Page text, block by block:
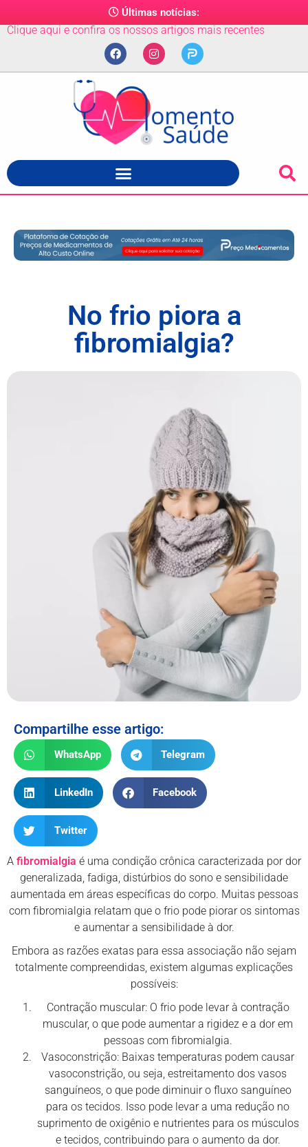
Últimas notícias:
Clique aqui e confira os nossos artigos mais recentes
No frio piora a
fibromialgia?
Compartilhe esse artigo:
WhatsApp Telegram
LinkedIn Facebook
Twitter
A fibromialgia é uma condição crônica caracterizada por dor
generalizada, fadiga, distúrbios do sono e sensibilidade
aumentada em áreas específicas do corpo. Muitas pessoas
com fibromialgia relatam que o frio pode piorar os sintomas
e aumentar a sensibilidade à dor.
Embora as razões exatas para essa associação não sejam
totalmente compreendidas, existem algumas explicações
possíveis:
Contração muscular: O frio pode levar à contração
muscular, o que pode aumentar a rigidez e a dor em
pessoas com fibromialgia.
Vasoconstrição: Baixas temperaturas podem causar
vasoconstrição, ou seja, estreitamento dos vasos
sanguíneos, o que pode diminuir o fluxo sanguíneo
para os tecidos. Isso pode levar a uma redução no
suprimento de oxigênio e nutrientes para os músculos
e tecidos, contribuindo para o aumento da dor.